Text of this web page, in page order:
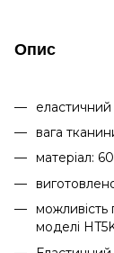
Опис
вага
матеріал:
можливість
моделі